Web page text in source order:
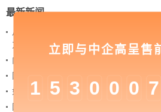
最新新闻
从 “黑神话：悟空” 的成功，看企业网站
力量
内容管理：媒体资讯网站搭建的隐藏大
网站进化的终极形态，你了解吗？
如何借助设计服务打造超级品牌？
网站上线后，如何做好运营工作，让网
立即与中企高呈售
1 5 3 0 0 0 7